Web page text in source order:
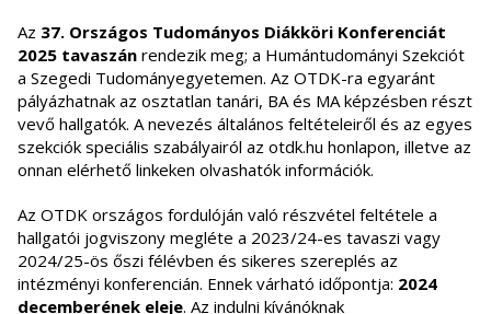
Az 37. Országos Tudományos Diákköri Konferenciát
2025 tavaszán rendezik meg; a Humántudományi Szekciót
a Szegedi Tudományegyetemen. Az OTDK-ra egyaránt
pályázhatnak az osztatlan tanári, BA és MA képzésben részt
vevő hallgatók. A nevezés általános feltételeiről és az egyes
szekciók speciális szabályairól az otdk.hu honlapon, illetve az
onnan elérhető linkeken olvashatók információk.
Az OTDK országos fordulóján való részvétel feltétele a
hallgatói jogviszony megléte a 2023/24-es tavaszi vagy
2024/25-ös őszi félévben és sikeres szereplés az
intézményi konferencián. Ennek várható időpontja: 2024
decemberének eleje. Az indulni kívánóknak